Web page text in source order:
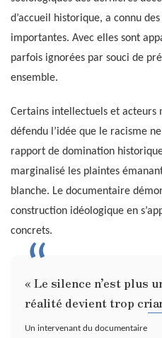
d’accueil historique, a connu
importantes. Avec elles sont
parfois ignorées par souci de
ensemble.
Certains intellectuels et acteurs
défendu l’idée que le racisme
rapport de domination
marginalisé les plaintes
blanche. Le documentaire
construction idéologique en
concrets.
« Le silence n’est plus
réalité devient trop
Un intervenant du documentaire